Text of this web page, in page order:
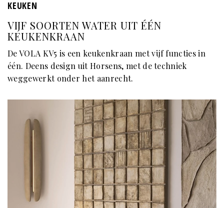
KEUKEN
VIJF SOORTEN WATER UIT ÉÉN
KEUKENKRAAN
De VOLA KV5 is een keukenkraan met vijf functies in
één. Deens design uit Horsens, met de techniek
weggewerkt onder het aanrecht.